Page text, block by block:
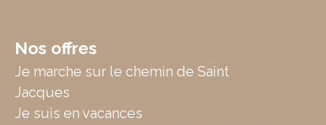
Nos offres
Je marche sur le chemin de Saint
Jacques
Je suis en vacances